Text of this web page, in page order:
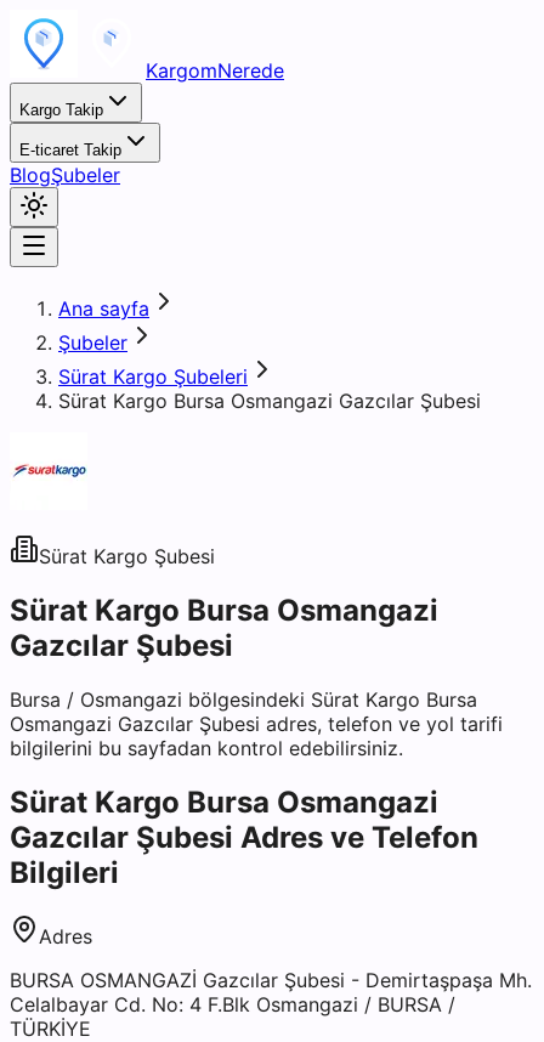
KargomNerede
Kargo Takip
E-ticaret Takip
BlogŞubeler
Ana sayfa
Şubeler
Sürat Kargo Şubeleri
Sürat Kargo Bursa Osmangazi Gazcılar Şubesi
Sürat Kargo Şubesi
Sürat Kargo Bursa Osmangazi
Gazcılar Şubesi
Bursa / Osmangazi bölgesindeki Sürat Kargo Bursa
Osmangazi Gazcılar Şubesi adres, telefon ve yol tarifi
bilgilerini bu sayfadan kontrol edebilirsiniz.
Sürat Kargo Bursa Osmangazi
Gazcılar Şubesi Adres ve Telefon
Bilgileri
Adres
BURSA OSMANGAZİ Gazcılar Şubesi - Demirtaşpaşa Mh.
Celalbayar Cd. No: 4 F.Blk Osmangazi / BURSA /
TÜRKİYE